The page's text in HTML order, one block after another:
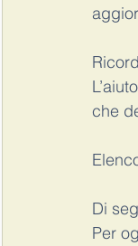
che
Di
Per